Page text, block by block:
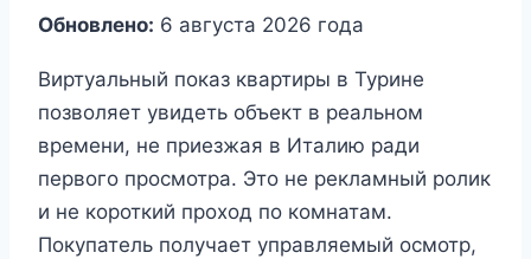
Обновлено: 6 августа 2026 года
Виртуальный показ квартиры в Турине
позволяет увидеть объект в реальном
времени, не приезжая в Италию ради
первого просмотра. Это не рекламный ролик
и не короткий проход по комнатам.
Покупатель получает управляемый осмотр,